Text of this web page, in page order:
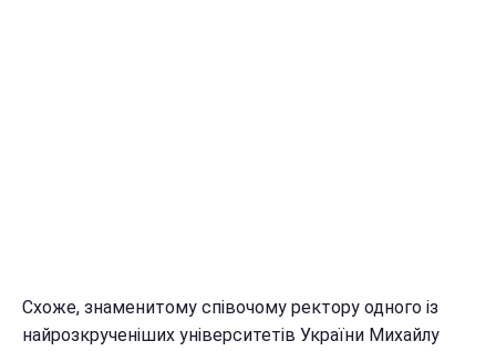
Схоже, знаменитому співочому ректору одного із
найрозкрученіших університетів України Михайлу